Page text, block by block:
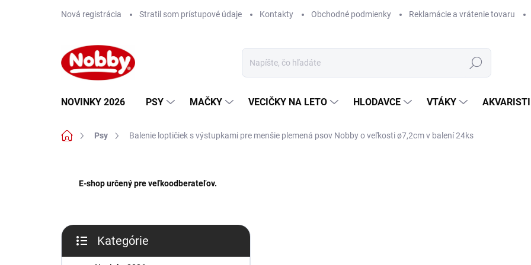
Nová registrácia Stratil som prístupové údaje Kontakty Obchodné podmienky Reklamácie a vrátenie tovaru
Hľadať
NOVINKY 2026 PSY MAČKY VECIČKY NA LETO HLODAVCE VTÁKY
DomovPsy Balenie loptičiek s výstupkami pre menšie plemená psov Nobby o veľkosti ø7,2cm v balení 24ks
p
n
E-shop určený pre veľkoodberateľov.
kategórie
Kategórie